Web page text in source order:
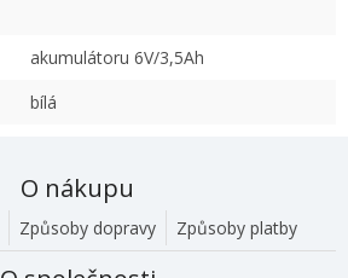
akumulátoru 6V/3,5Ah
bílá
O nákupu
Způsoby dopravy Způsoby platby